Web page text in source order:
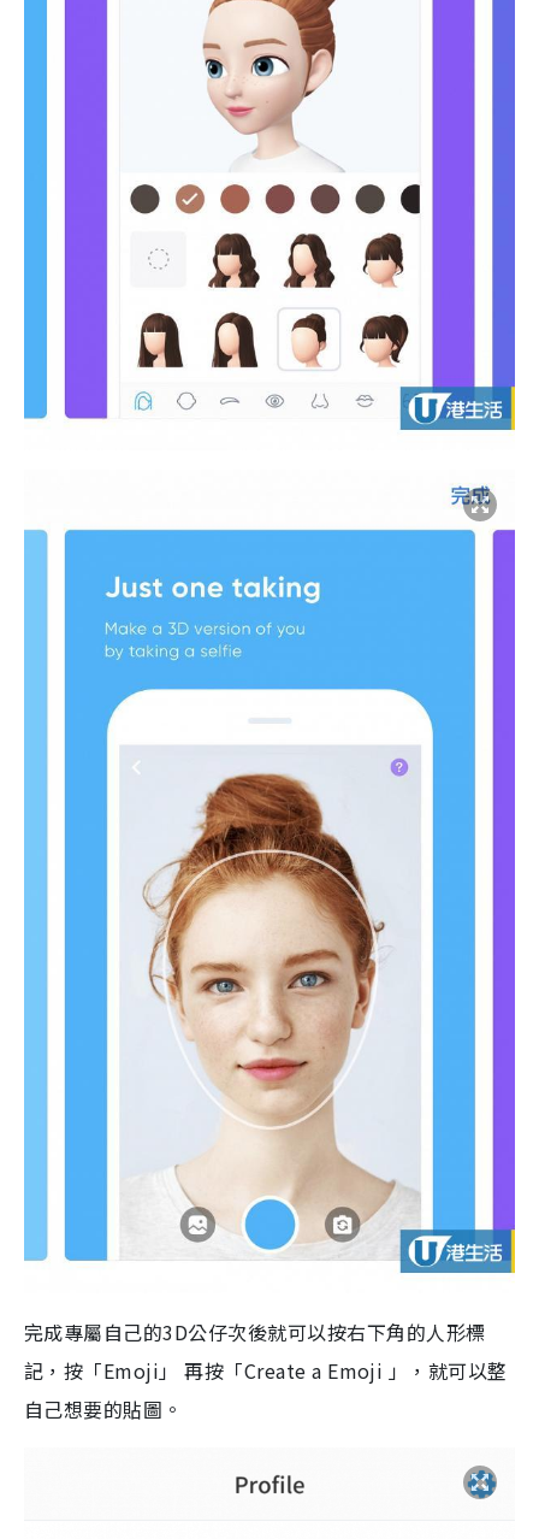
完成專屬自己的3D公仔次後就可以按右下角的人形標
記，按「Emoji」 再按「Create a Emoji 」，就可以整
自己想要的貼圖。